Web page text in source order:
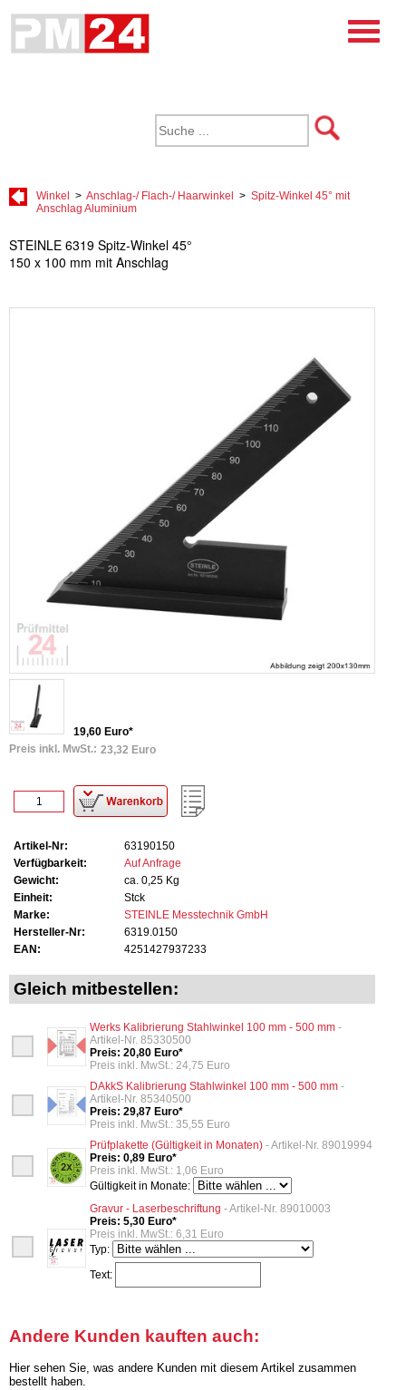
Winkel > Anschlag-/ Flach-/ Haarwinkel > Spitz-Winkel 45° mit
Anschlag Aluminium
STEINLE 6319 Spitz-Winkel 45°
150 x 100 mm mit Anschlag
19,60 Euro*
Preis inkl. MwSt.: 23,32 Euro
Artikel-Nr:
63190150
Verfügbarkeit:
Auf Anfrage
Gewicht:
ca. 0,25 Kg
Einheit:
Stck
Marke:
STEINLE Messtechnik GmbH
Hersteller-Nr:
6319.0150
EAN:
4251427937233
Gleich mitbestellen:
Werks Kalibrierung Stahlwinkel 100 mm - 500 mm -
Artikel-Nr. 85330500
Preis: 20,80 Euro*
Preis inkl. MwSt.: 24,75 Euro
DAkkS Kalibrierung Stahlwinkel 100 mm - 500 mm -
Artikel-Nr. 85340500
Preis: 29,87 Euro*
Preis inkl. MwSt.: 35,55 Euro
Prüfplakette (Gültigkeit in Monaten) - Artikel-Nr. 89019994
Preis: 0,89 Euro*
Preis inkl. MwSt.: 1,06 Euro
Gültigkeit in Monate:
Gravur - Laserbeschriftung - Artikel-Nr. 89010003
Preis: 5,30 Euro*
Preis inkl. MwSt.: 6,31 Euro
Typ:
Text:
Andere Kunden kauften auch:
Hier sehen Sie, was andere Kunden mit diesem Artikel zusammen
bestellt haben.